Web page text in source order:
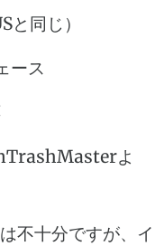
同じ）
ース
よ
不十分ですが、イ